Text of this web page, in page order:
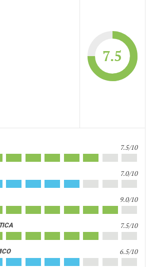
7.5
7.5/10
7.0/10
9.0/10
7.5/10
6.5/10